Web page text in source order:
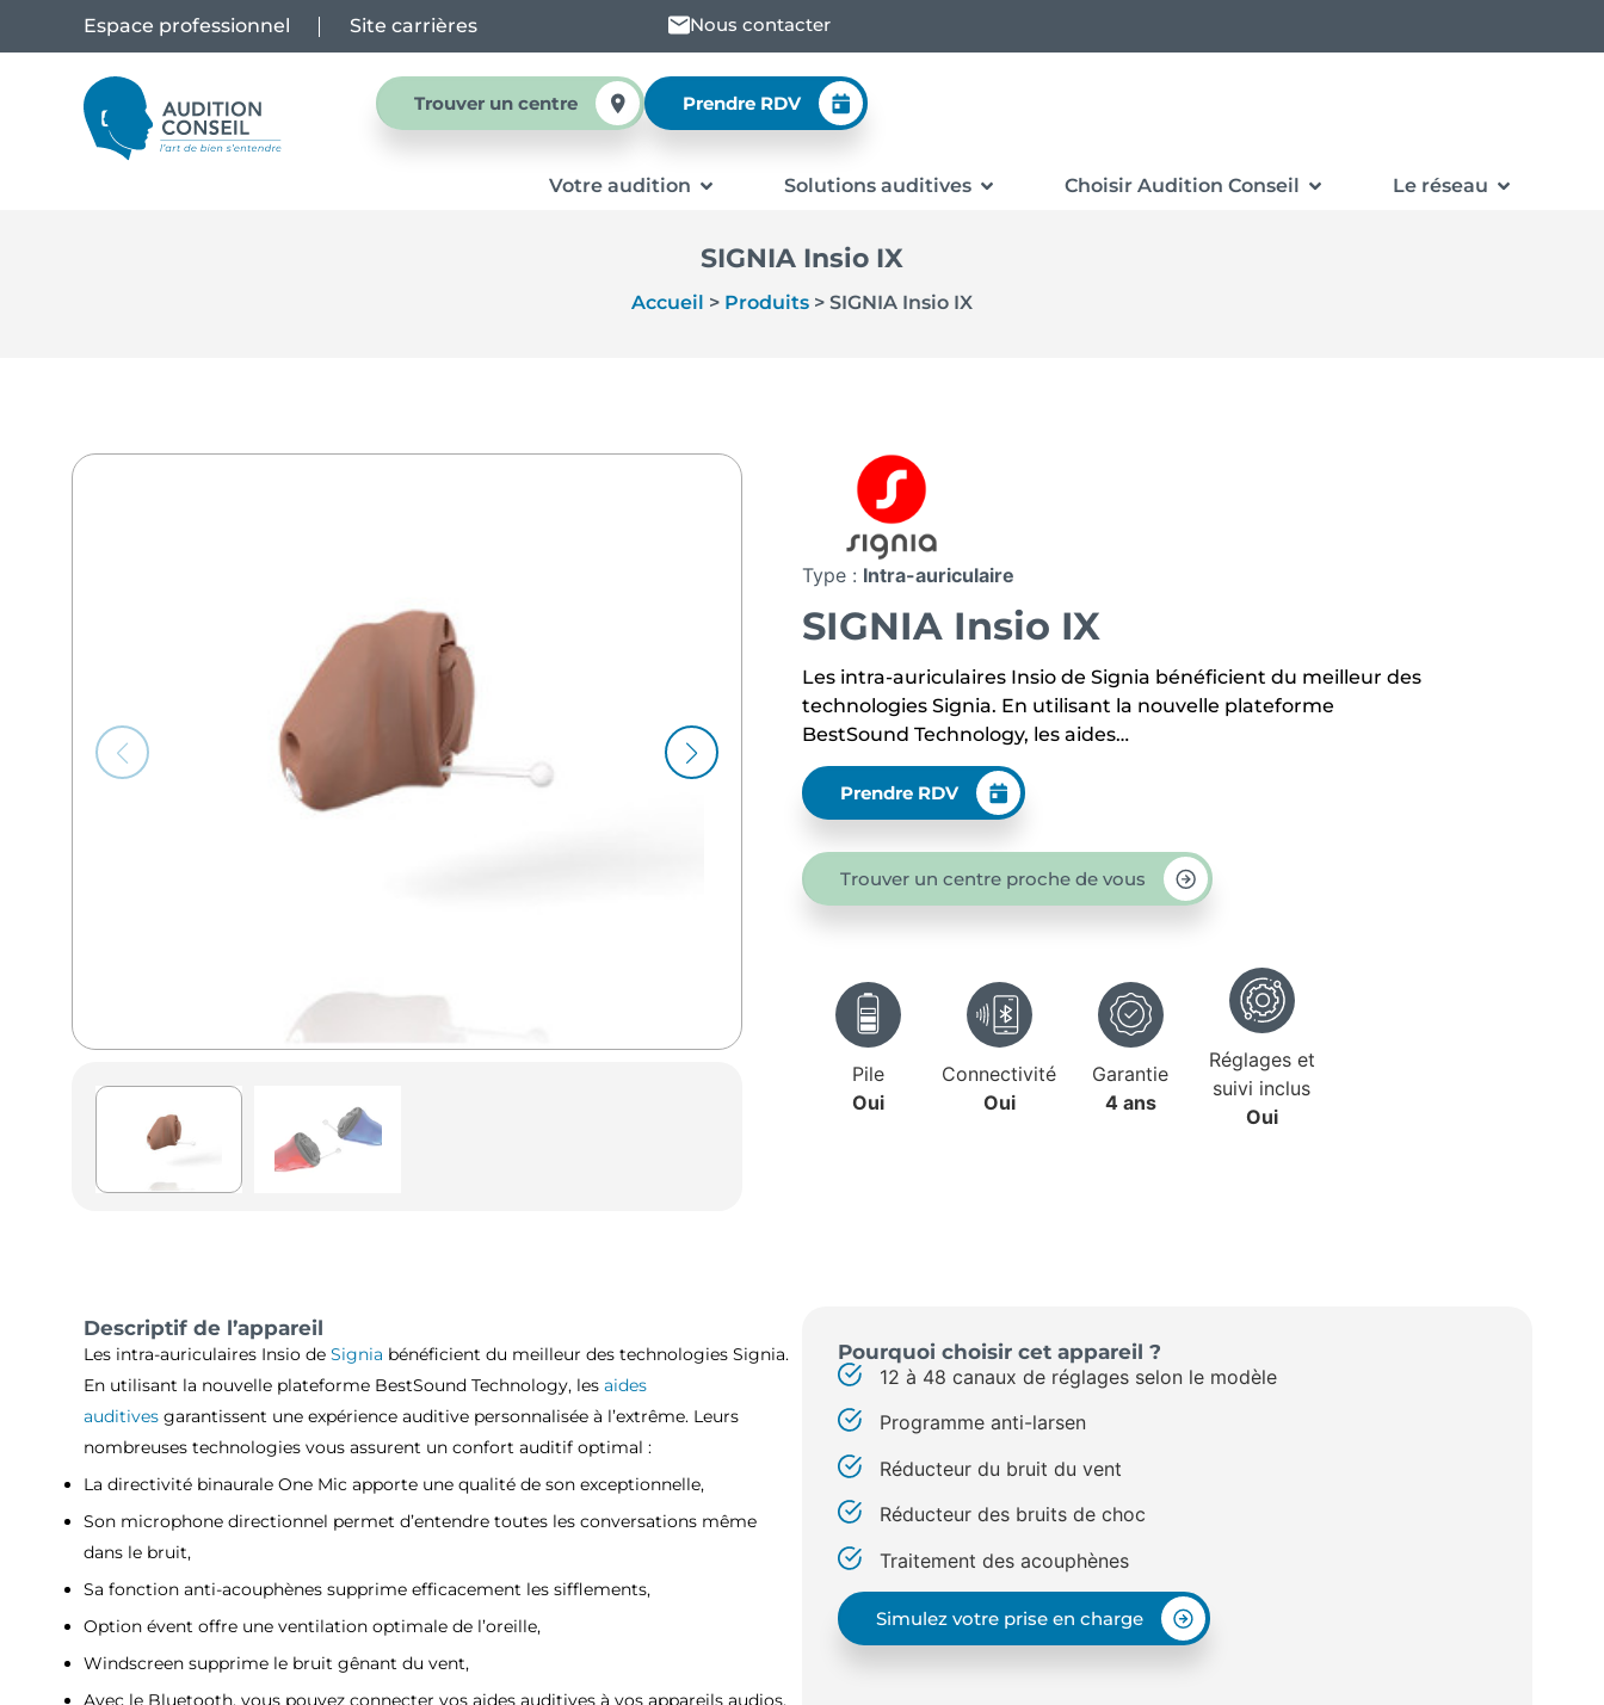
Espace professionnel Site carrières Nous contacter
Trouver un centre Prendre RDV
Votre audition Solutions auditives Choisir Audition Conseil Le réseau
SIGNIA Insio IX
Accueil > Produits > SIGNIA Insio IX
Type : Intra-auriculaire
SIGNIA Insio IX
Les intra-auriculaires Insio de Signia bénéficient du meilleur des
technologies Signia. En utilisant la nouvelle plateforme
BestSound Technology, les aides…
Prendre RDV
Trouver un centre proche de vous
Pile
Oui
Connectivité
Oui
Garantie
4 ans
Réglages et
suivi inclus
Oui
Descriptif de l’appareil
Les intra-auriculaires Insio de Signia bénéficient du meilleur des technologies Signia.
En utilisant la nouvelle plateforme BestSound Technology, les aides
auditives garantissent une expérience auditive personnalisée à l’extrême. Leurs
nombreuses technologies vous assurent un confort auditif optimal :
La directivité binaurale One Mic apporte une qualité de son exceptionnelle,
Son microphone directionnel permet d’entendre toutes les conversations même
dans le bruit,
Sa fonction anti-acouphènes supprime efficacement les sifflements,
Option évent offre une ventilation optimale de l’oreille,
Windscreen supprime le bruit gênant du vent,
Avec le Bluetooth, vous pouvez connecter vos aides auditives à vos appareils audios,
Pourquoi choisir cet appareil ?
12 à 48 canaux de réglages selon le modèle
Programme anti-larsen
Réducteur du bruit du vent
Réducteur des bruits de choc
Traitement des acouphènes
Simulez votre prise en charge